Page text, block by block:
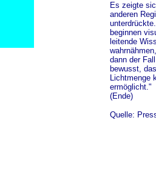
Es zeigte
anderen
beginnen
leitende
dann der
bewusst,
Lichtmenge
ermöglicht."
(Ende)
Quelle: